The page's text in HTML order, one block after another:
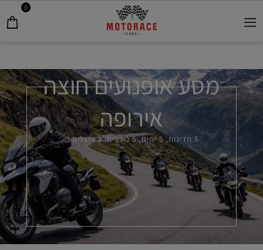
0
מסע אופנועים חוצה
אירופה
5 מדינות, 5 ימים, 5 כוכבים, 2 גלגלים (: